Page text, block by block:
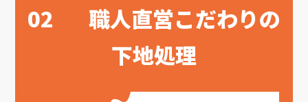
02
職人直営こだわりの
下地処理